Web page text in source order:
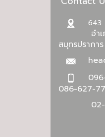
643
อำเภอพ
สมุทรปรากา
086-627-
02-